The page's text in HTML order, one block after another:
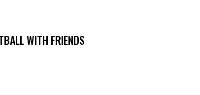
WITH FRIENDS